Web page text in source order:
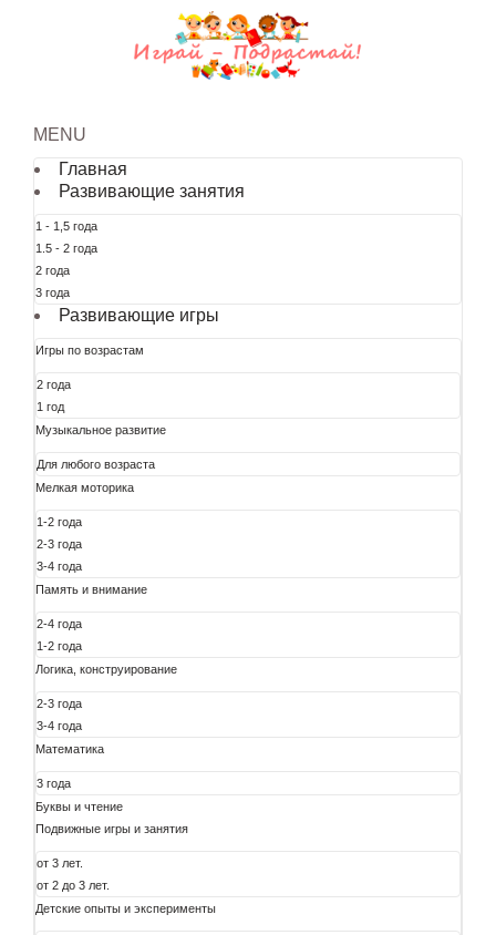
MENU
Главная
Развивающие занятия
1 - 1,5 года
1.5 - 2 года
2 года
3 года
Развивающие игры
Игры по возрастам
2 года
1 год
Музыкальное развитие
Для любого возраста
Мелкая моторика
1-2 года
2-3 года
3-4 года
Память и внимание
2-4 года
1-2 года
Логика, конструирование
2-3 года
3-4 года
Математика
3 года
Буквы и чтение
Подвижные игры и занятия
от 3 лет.
от 2 до 3 лет.
Детские опыты и эксперименты